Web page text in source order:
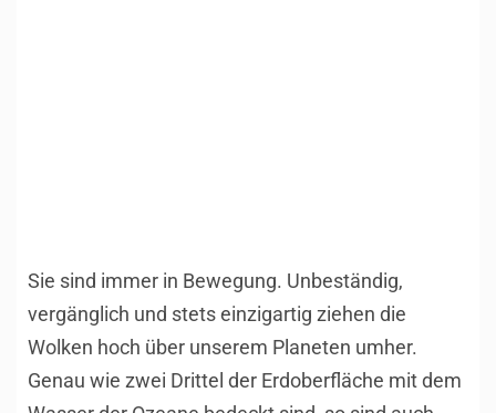
Sie sind immer in Bewegung. Unbeständig,
vergänglich und stets einzigartig ziehen die
Wolken hoch über unserem Planeten umher.
Genau wie zwei Drittel der Erdoberfläche mit dem